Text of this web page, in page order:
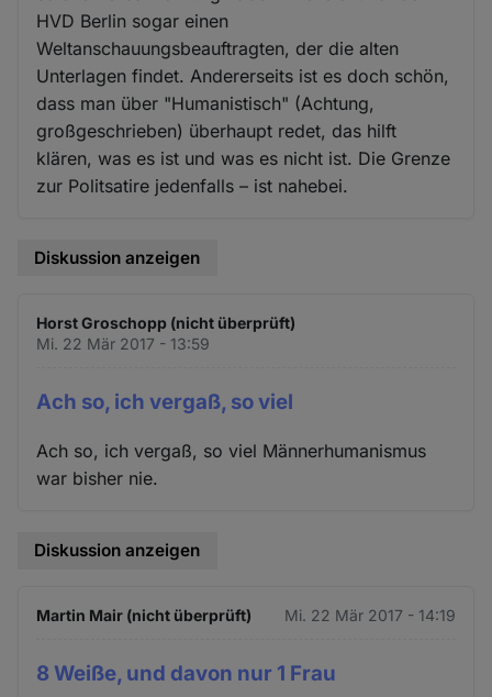
HVD Berlin sogar einen
Weltanschauungsbeauftragten, der die alten
Unterlagen findet. Andererseits ist es doch schön,
dass man über "Humanistisch" (Achtung,
großgeschrieben) überhaupt redet, das hilft
klären, was es ist und was es nicht ist. Die Grenze
zur Politsatire jedenfalls – ist nahebei.
Diskussion anzeigen
Horst Groschopp (nicht überprüft)
Mi. 22 Mär 2017 - 13:59
Ach so, ich vergaß, so viel
Ach so, ich vergaß, so viel Männerhumanismus
war bisher nie.
Diskussion anzeigen
Martin Mair (nicht überprüft) Mi. 22 Mär 2017 - 14:19
8 Weiße, und davon nur 1 Frau